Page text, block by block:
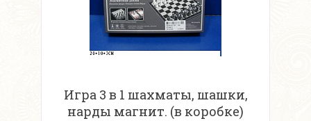
Игра 3 в 1 шахматы, шашки,
нарды магнит. (в коробке)